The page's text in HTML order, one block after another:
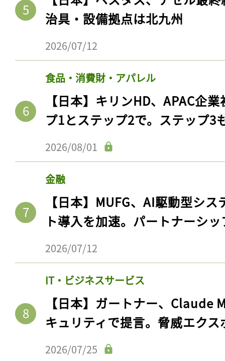
治具・設備拠点は北九州
2026/07/12
食品・消費財・アパレル
【日本】キリンHD、APAC企
プ1とステップ2で。ステップ3
2026/08/01
金融
【日本】MUFG、AI駆動型シ
ト導入を加速。パートナーシ
2026/07/12
IT・ビジネスサービス
【日本】ガートナー、Claude
キュリティで提言。脅威エク
2026/07/25